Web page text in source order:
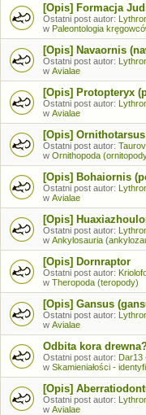
[Opis] Formacja
Ostatni post autor:
w Paleontologia
[Opis] Navaornis
Ostatni post autor:
w Avialae
[Opis] Protopteryx
Ostatni post autor:
w Avialae
[Opis]
Ostatni post autor:
w Ornithopoda
[Opis] Bohaiornis
Ostatni post autor:
w Avialae
[Opis]
Ostatni post autor:
w Ankylosauria
[Opis] Dornraptor
Ostatni post autor:
w Theropoda (teropody)
[Opis] Gansus
Ostatni post autor:
w Avialae
Odbita kora
Ostatni post autor: Dar13
w Skamieniałości -
[Opis]
Ostatni post autor:
w Avialae